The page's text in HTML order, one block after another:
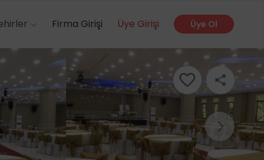
Firma Girişi Üye Girişi Üye Ol